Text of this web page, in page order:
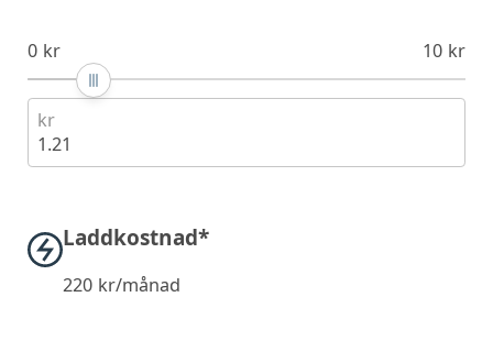
0 kr 10 kr
kr
1.21
Laddkostnad*
220kr/månad